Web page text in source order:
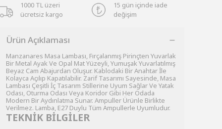
1000 TL üzeri
ücretsiz kargo
15 gün içinde iade
değişim
Ürün Açıklaması
Manzanares Masa Lambası, Fırçalanmış Pirinçten Yuvarlak
Bir Metal Ayak Ve Opal Mat Yüzeyli, Yumuşak Yuvarlatılmış
Beyaz Cam Abajurdan Oluşur. Kablodaki Bir Anahtar İle
Kolayca Açılıp Kapatılabilir. Zarif Tasarımı Sayesinde, Masa
Lambası Çeşitli İç Tasarım Stillerine Uyum Sağlar Ve Yatak
Odası, Oturma Odası Veya Koridor Gibi Her Odada
Modern Bir Aydınlatma Sunar. Ampuller Ürünle Birlikte
Verilmez. Lamba, E27 Duylu Tüm Ampullerle Uyumludur.
TEKNİK BİLGİLER